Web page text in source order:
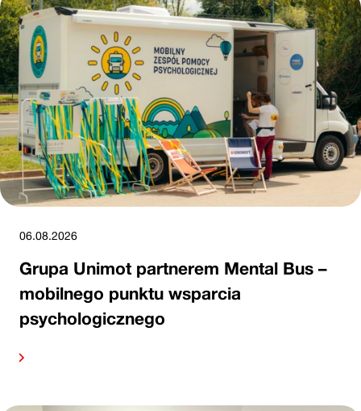
06.08.2026
Grupa Unimot partnerem Mental Bus –
mobilnego punktu wsparcia
psychologicznego